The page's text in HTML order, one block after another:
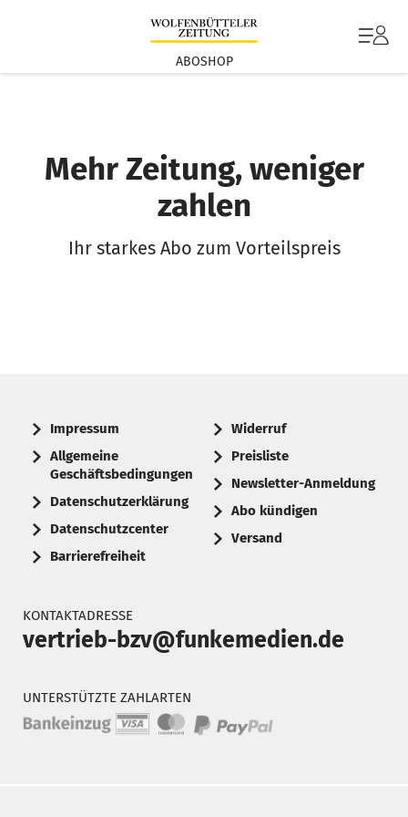
ABOSHOP
Mehr Zeitung, weniger
zahlen
Ihr starkes Abo zum Vorteilspreis
Impressum
Allgemeine
Geschäftsbedingungen
Datenschutzerklärung
Datenschutzcenter
Barrierefreiheit
Widerruf
Preisliste
Newsletter-Anmeldung
Abo kündigen
Versand
KONTAKTADRESSE
vertrieb-bzv@funkemedien.de
UNTERSTÜTZTE ZAHLARTEN